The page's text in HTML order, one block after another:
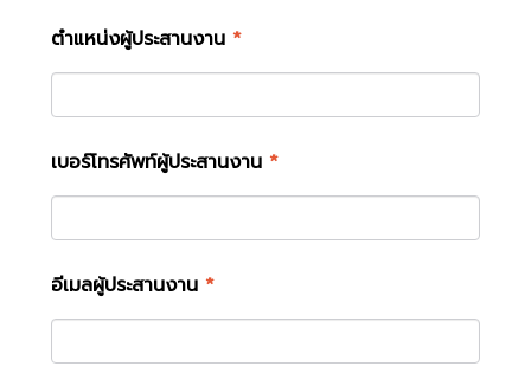
ตำแหน่งผู้ประสานงาน *
เบอร์โทรศัพท์ผู้ประสานงาน *
อีเมลผู้ประสานงาน *